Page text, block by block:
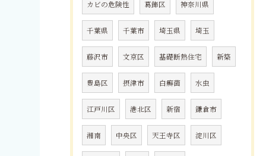
カビの危険性 葛飾区 神奈川県
千葉県 千葉市 埼玉県 埼玉
藤沢市 文京区 基礎断熱住宅 新築
豊島区 摂津市 白癬菌 水虫
江戸川区 港北区 新宿 鎌倉市
湘南 中央区 天王寺区 淀川区